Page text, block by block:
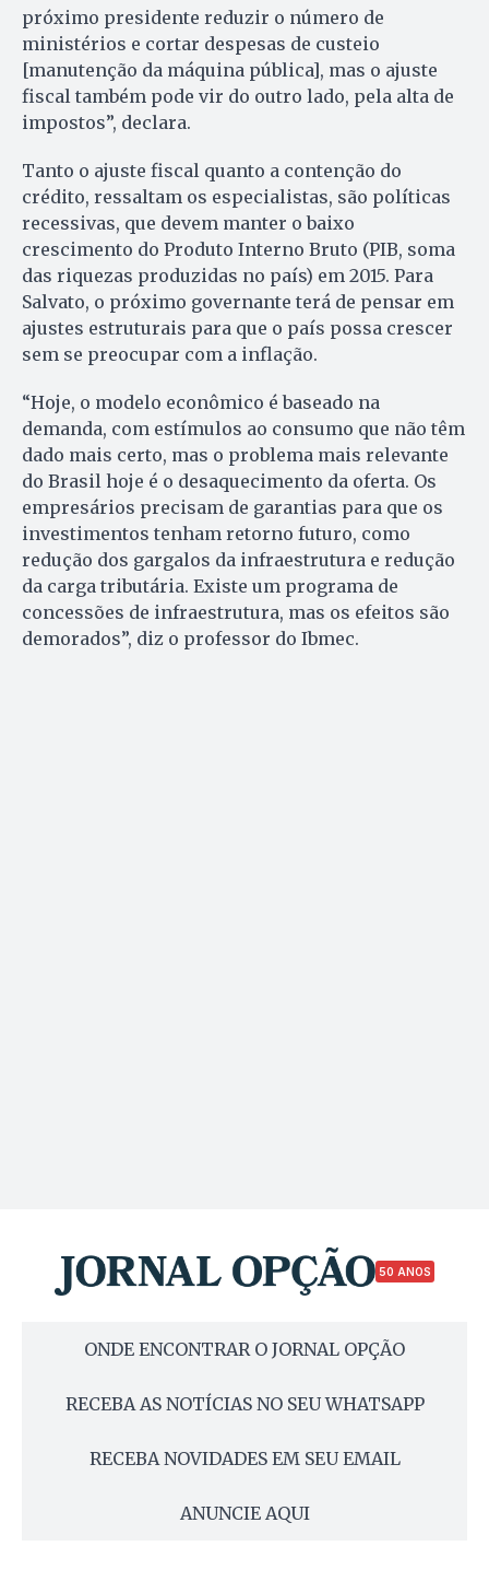
próximo presidente reduzir o número de
ministérios e cortar despesas de custeio
[manutenção da máquina pública], mas o ajuste
fiscal também pode vir do outro lado, pela alta de
impostos”, declara.
Tanto o ajuste fiscal quanto a contenção do
crédito, ressaltam os especialistas, são políticas
recessivas, que devem manter o baixo
crescimento do Produto Interno Bruto (PIB, soma
das riquezas produzidas no país) em 2015. Para
Salvato, o próximo governante terá de pensar em
ajustes estruturais para que o país possa crescer
sem se preocupar com a inflação.
“Hoje, o modelo econômico é baseado na
demanda, com estímulos ao consumo que não têm
dado mais certo, mas o problema mais relevante
do Brasil hoje é o desaquecimento da oferta. Os
empresários precisam de garantias para que os
investimentos tenham retorno futuro, como
redução dos gargalos da infraestrutura e redução
da carga tributária. Existe um programa de
concessões de infraestrutura, mas os efeitos são
demorados”, diz o professor do Ibmec.
50 ANOS
ONDE ENCONTRAR O JORNAL OPÇÃO
RECEBA AS NOTÍCIAS NO SEU WHATSAPP
RECEBA NOVIDADES EM SEU EMAIL
ANUNCIE AQUI